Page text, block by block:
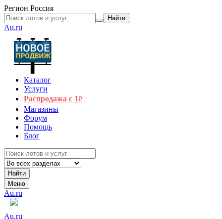
Регион Россия
Найти
Au.ru
Каталог
Услуги
Распродажа с 1₽
Магазины
Форум
Помощь
Блог
Найти
Меню
Au.ru
Au.ru